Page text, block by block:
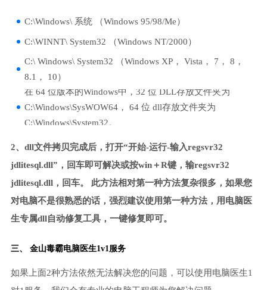
C:\Windows\ 系统 （Windows 95/98/Me）
C:\WINNT\ System32 （Windows NT/2000）
C:\ Windows\ System32 （Windows XP， Vista， 7， 8，
8.1， 10）
在 64 位版本的Windows中，32 位 DLL存放文件夹为
C:\Windows\SysWOW64， 64 位 dll存放文件夹为
C:\Windows\System32。
2、dll文件拷贝完成后，打开“开始-运行-输入regsvr32
jdlitesql.dll”，回车即可解决或按win＋R键，输regsvr32
jdlitesql.dll，回车。 此方法相对第一种方法复杂很多，如果您
对电脑不是很熟悉的话，强烈建议使用第一种方法，用电脑医
生专属dll自动修复工具，一键修复即可。
三、 金山毒霸电脑医生1v1服务
如果上面2种方法依然无法解决您的问题，可以使用电脑医生1